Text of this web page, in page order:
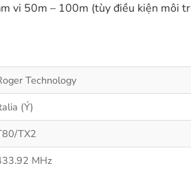
vi 50m – 100m (tùy điều kiện môi
Technology
(Ý)
TX2
MHz